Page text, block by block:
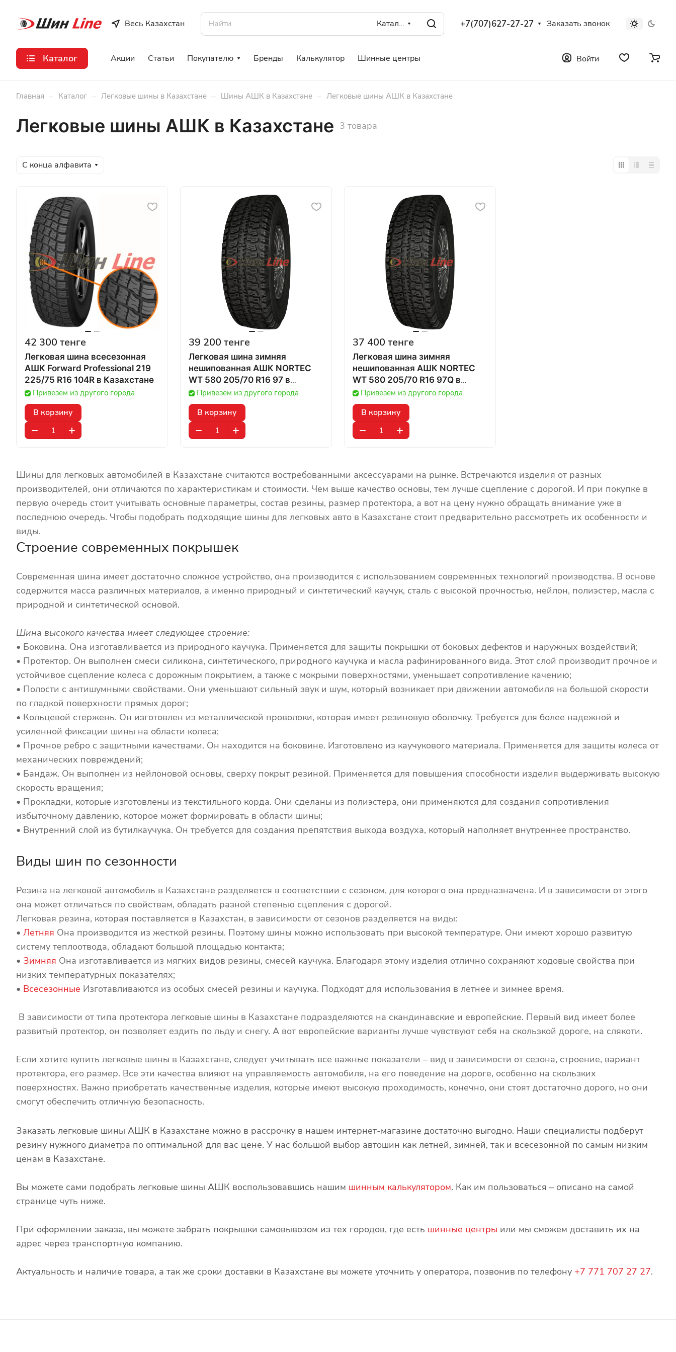
Весь Казахстан Каталог +7(707)627-27-27 Заказать звонок
Каталог Акции Статьи Покупателю Бренды Калькулятор Шинные центры Войти
Главная – Каталог – Легковые шины в Казахстане – Шины АШК в Казахстане – Легковые шины АШК в Казахстане
Легковые шины АШК в Казахстане 3 товара
С конца алфавита
42 300 тенге
Легковая шина всесезонная
АШК Forward Professional 219
225/75 R16 104R в Казахстане
Привезем из другого города
В корзину
39 200 тенге
Легковая шина зимняя
нешипованная АШК NORTEC
WT 580 205/70 R16 97 в
Казахстане
Привезем из другого города
В корзину
37 400 тенге
Легковая шина зимняя
нешипованная АШК NORTEC
WT 580 205/70 R16 97Q в
Казахстане
Привезем из другого города
В корзину
Шины для легковых автомобилей в Казахстане считаются востребованными аксессуарами на рынке. Встречаются изделия от разных
производителей, они отличаются по характеристикам и стоимости. Чем выше качество основы, тем лучше сцепление с дорогой. И при покупке в
первую очередь стоит учитывать основные параметры, состав резины, размер протектора, а вот на цену нужно обращать внимание уже в
последнюю очередь. Чтобы подобрать подходящие шины для легковых авто в Казахстане стоит предварительно рассмотреть их особенности и
виды.
Строение современных покрышек
Современная шина имеет достаточно сложное устройство, она производится с использованием современных технологий производства. В основе
содержится масса различных материалов, а именно природный и синтетический каучук, сталь с высокой прочностью, нейлон, полиэстер, масла с
природной и синтетической основой.
Шина высокого качества имеет следующее строение:
• Боковина. Она изготавливается из природного каучука. Применяется для защиты покрышки от боковых дефектов и наружных воздействий;
• Протектор. Он выполнен смеси силикона, синтетического, природного каучука и масла рафинированного вида. Этот слой производит прочное и
устойчивое сцепление колеса с дорожным покрытием, а также с мокрыми поверхностями, уменьшает сопротивление качению;
• Полости с антишумными свойствами. Они уменьшают сильный звук и шум, который возникает при движении автомобиля на большой скорости
по гладкой поверхности прямых дорог;
• Кольцевой стержень. Он изготовлен из металлической проволоки, которая имеет резиновую оболочку. Требуется для более надежной и
усиленной фиксации шины на области колеса;
• Прочное ребро с защитными качествами. Он находится на боковине. Изготовлено из каучукового материала. Применяется для защиты колеса от
механических повреждений;
• Бандаж. Он выполнен из нейлоновой основы, сверху покрыт резиной. Применяется для повышения способности изделия выдерживать высокую
скорость вращения;
• Прокладки, которые изготовлены из текстильного корда. Они сделаны из полиэстера, они применяются для создания сопротивления
избыточному давлению, которое может формировать в области шины;
• Внутренний слой из бутилкаучука. Он требуется для создания препятствия выхода воздуха, который наполняет внутреннее пространство.
Виды шин по сезонности
Резина на легковой автомобиль в Казахстане разделяется в соответствии с сезоном, для которого она предназначена. И в зависимости от этого
она может отличаться по свойствам, обладать разной степенью сцепления с дорогой.
Легковая резина, которая поставляется в Казахстан, в зависимости от сезонов разделяется на виды:
• Летняя Она производится из жесткой резины. Поэтому шины можно использовать при высокой температуре. Они имеют хорошо развитую
систему теплоотвода, обладают большой площадью контакта;
• Зимняя Она изготавливается из мягких видов резины, смесей каучука. Благодаря этому изделия отлично сохраняют ходовые свойства при
низких температурных показателях;
• Всесезонные Изготавливаются из особых смесей резины и каучука. Подходят для использования в летнее и зимнее время.
В зависимости от типа протектора легковые шины в Казахстане подразделяются на скандинавские и европейские. Первый вид имеет более
развитый протектор, он позволяет ездить по льду и снегу. А вот европейские варианты лучше чувствуют себя на скользкой дороге, на слякоти.
Если хотите купить легковые шины в Казахстане, следует учитывать все важные показатели – вид в зависимости от сезона, строение, вариант
протектора, его размер. Все эти качества влияют на управляемость автомобиля, на его поведение на дороге, особенно на скользких
поверхностях. Важно приобретать качественные изделия, которые имеют высокую проходимость, конечно, они стоят достаточно дорого, но они
смогут обеспечить отличную безопасность.
Заказать легковые шины АШК в Казахстане можно в рассрочку в нашем интернет-магазине достаточно выгодно. Наши специалисты подберут
резину нужного диаметра по оптимальной для вас цене. У нас большой выбор автошин как летней, зимней, так и всесезонной по самым низким
ценам в Казахстане.
Вы можете сами подобрать легковые шины АШК воспользовавшись нашим шинным калькулятором. Как им пользоваться – описано на самой
странице чуть ниже.
При оформлении заказа, вы можете забрать покрышки самовывозом из тех городов, где есть шинные центры или мы сможем доставить их на
адрес через транспортную компанию.
Актуальность и наличие товара, а так же сроки доставки в Казахстане вы можете уточнить у оператора, позвонив по телефону +7 771 707 27 27.